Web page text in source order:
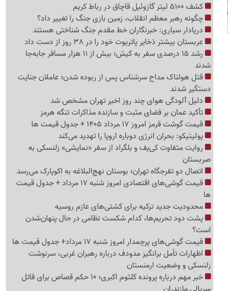
کشف 5100 لیتر گازوئیل قاچاق در رباط کریم
چگونه رهبر معظم انقلاب، زمین بازی جنگ را تغییر داد؟
دریادار سیاری: خبرنگاران خط مقدم جنگ شناختی هستند
عربستان بیشتر ذخایر پاتریوت خود را در 38 روز از دست داد
رشد 15 درصدی سفر به کیش؛ بیش از 11 هزار مسافر جابه‌جا
شدند
قتل هولناک مداح سرشناس پس از ربوده شدن؛ عاملان جنایت
دستگیر شدند
دلیل آلودگی هوای چند روز اخیر تهران مشخص شد
تأکید عمان بر فضای مثبت و سازنده مذاکرات تنگه هرمز
قیمت گوشت قرمز امروز 17 مرداد 1405 + جدول قیمت ها
پولیتیکو: بحران انرژی دوباره اروپا را تهدید می‌کند
روایت متفاوت کی‌یف و بلگراد از سفر «نمایشی» زلنسکی به
صربستان
اتصال دو تفرجگاه تهران؛ بوستان نهج‌البلاغه به اکوپارک می‌رسد
قیمت گوشی‌های اقتصادی امروز شنبه 17 مرداد + جدول قیمت
ها
محدودیت جدید ترکیه برای کشتی‌های عازم روسیه
پشت دود تحریم‌ها، کدام شکست نظامی در حال پنهان‌شدن
است؟
قیمت گوشی‌های پرچمدار امروز شنبه 17 مرداد+ جدول قیمت ها
اظهارات تأمل برانگیز مدودف درباره رهبران غربی، سرنوشت
زلنسکی و وضعیت ارمنستان
خبر مهم درباره پرونده کلثوم اکبری؛ 10 حکم قصاص برای قاتل